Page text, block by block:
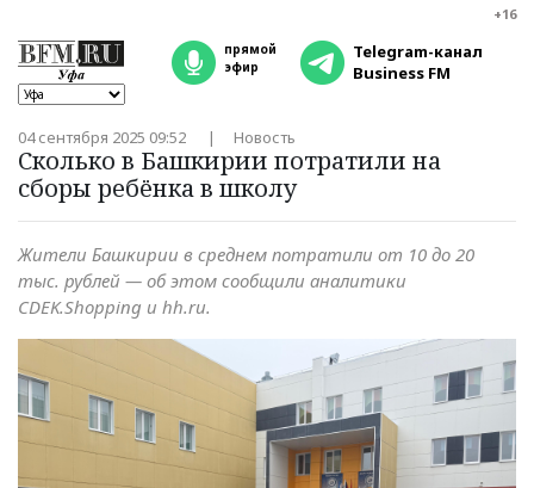
+16
прямой
эфир
Telegram-канал
Business FM
04 сентября 2025 09:52 Новость
Сколько в Башкирии потратили на
сборы ребёнка в школу
Жители Башкирии в среднем потратили от 10 до 20
тыс. рублей — об этом сообщили аналитики
CDEK.Shopping и hh.ru.